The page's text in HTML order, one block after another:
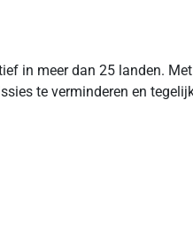
in meer dan 25 landen.
te verminderen en